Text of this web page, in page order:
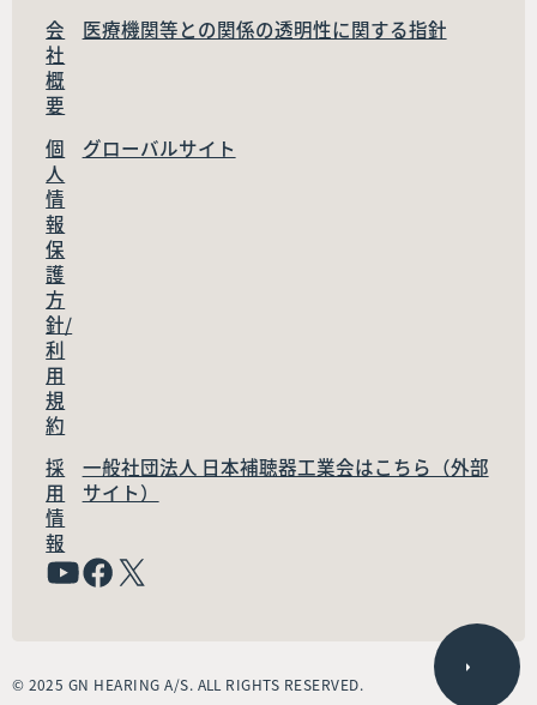
会
社
概
要
医療機関等との関係の透明性に関する指針
個
人
情
報
保
護
方
針/
利
用
規
約
グローバルサイト
採
用
情
報
一般社団法人 日本補聴器工業会はこちら（外部
サイト）
© 2025 GN HEARING A/S. ALL RIGHTS RESERVED.